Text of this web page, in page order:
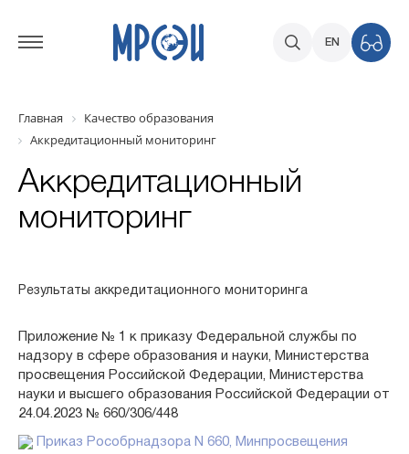
EN
Главная
Качество образования
Аккредитационный мониторинг
Аккредитационный
мониторинг
Результаты аккредитационного мониторинга
Приложение № 1 к приказу Федеральной службы по
надзору в сфере образования и науки, Министерства
просвещения Российской Федерации, Министерства
науки и высшего образования Российской Федерации от
24.04.2023 № 660/306/448
Приказ Рособрнадзора N 660, Минпросвещения